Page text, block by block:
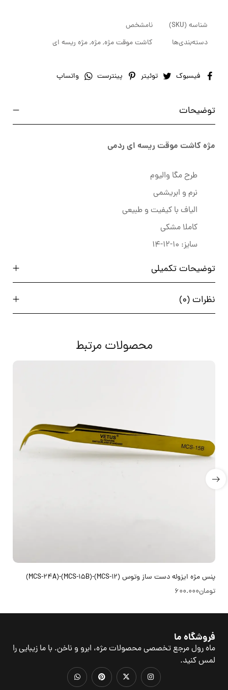
شناسه (SKU)
نامشخص
دسته‌بندی‌ها
کاشت موقت مژه,مژه,مژه ریسه ای
فیسبوک توئیتر پینترست واتساپ
توضیحات
مژه کاشت موقت ریسه ای ردمی
طرح مگا والیوم
نرم و ابریشمی
الیاف با کیفیت و طبیعی
کاملا مشکی
سایز: 10-12-14
توضیحات تکمیلی
نظرات (0)
محصولات مرتبط
پنس مژه ایزوله دست ساز وتوس (MCS-12)-(MCS-15B)-(MCS-24A)
تومان600.000
فروشگاه ما
ماه رول مرجع تخصصی محصولات مژه، ابرو و ناخن. با ما زیبایی را
لمس کنید.